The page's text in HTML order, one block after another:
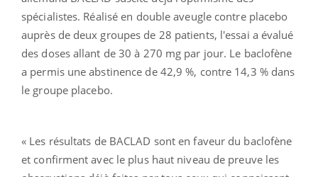
spécialistes. Réalisé en double aveugle contre placebo
auprès de deux groupes de 28 patients, l'essai a évalué
des doses allant de 30 à 270 mg par jour. Le baclofène
a permis une abstinence de 42,9 %, contre 14,3 % dans
le groupe placebo.
« Les résultats de BACLAD sont en faveur du baclofène
et confirment avec le plus haut niveau de preuve les